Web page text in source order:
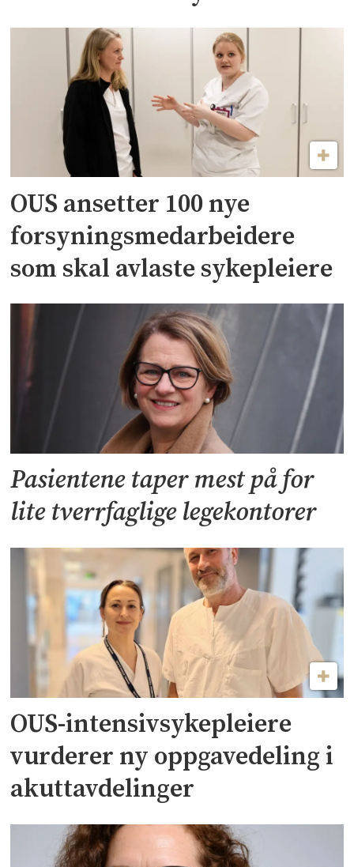
OUS ansetter 100 nye
forsyningsmedarbeidere
som skal avlaste sykepleiere
Pasientene taper mest på for
lite tverrfaglige legekontorer
OUS-intensivsykepleiere
vurderer ny oppgavedeling i
akuttavdelinger